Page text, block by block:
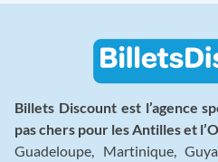
Billets Discount est l’agence
pas chers pour les Antilles et
Guadeloupe, Martinique,